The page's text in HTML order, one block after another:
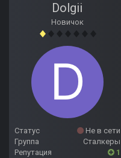
Dolgii
Новичок
Статус
Не в сети
Группа
Сталкеры
Репутация
1